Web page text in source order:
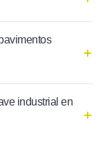
industrial en